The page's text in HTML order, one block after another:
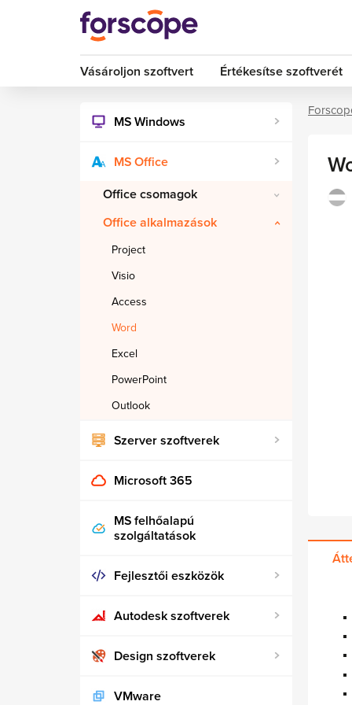
Vásároljon szoftvert Értékesítse szoftverét
MS Windows
MS Office
Office csomagok
Office alkalmazások
Project
Visio
Access
Word
Excel
PowerPoint
Outlook
Szerver szoftverek
Microsoft 365
MS felhőalapú
szolgáltatások
Fejlesztői eszközök
Autodesk szoftverek
Design szoftverek
VMware